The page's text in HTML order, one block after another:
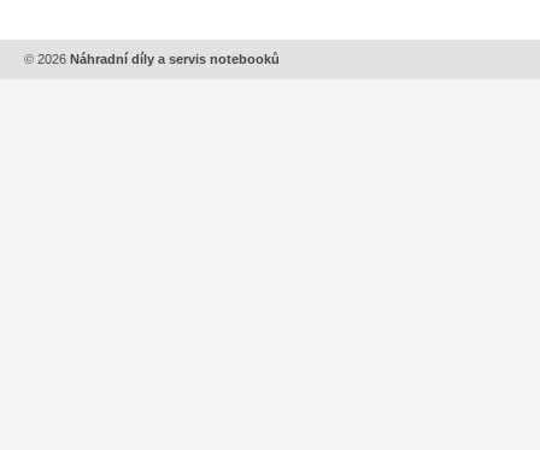
© 2026 Náhradní díly a servis notebooků